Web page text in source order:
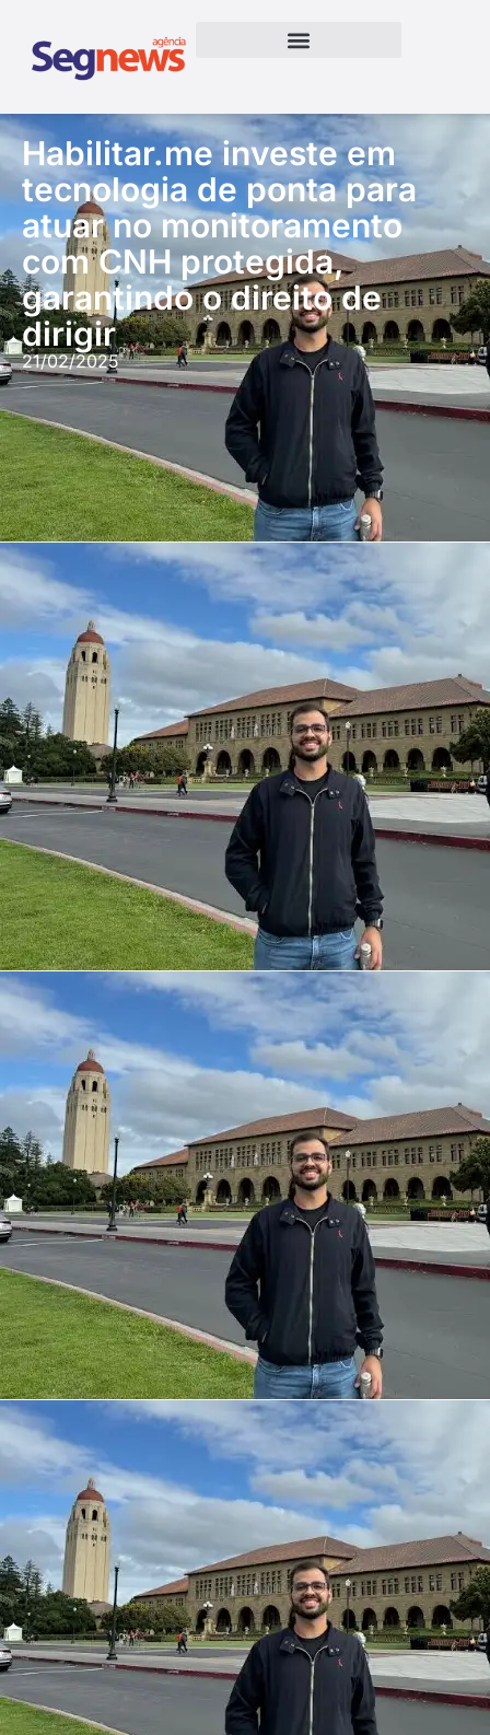
Habilitar.me investe em
tecnologia de ponta para
atuar no monitoramento
com CNH protegida,
garantindo o direito de
dirigir
21/02/2025